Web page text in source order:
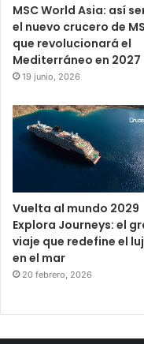
MSC World Asia: así
el nuevo crucero de
que revolucionará el
Mediterráneo en 2027
19 junio, 2026
Vuelta al mundo 2029
Explora Journeys: el
viaje que redefine el
en el mar
20 febrero, 2026